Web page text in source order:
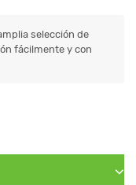
selección de
fácilmente y con